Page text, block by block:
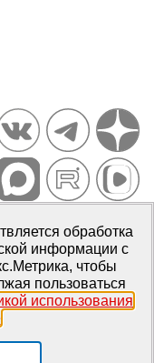
2007–2026
66447 от 14 июля
обработка
информации с
чтобы
пользоваться
использования
.